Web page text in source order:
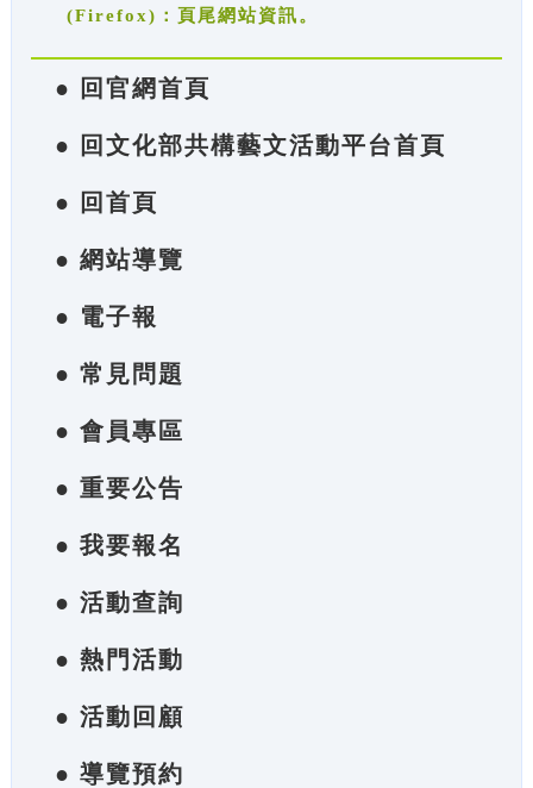
(Firefox)：頁尾網站資訊。
● 回官網首頁
● 回文化部共構藝文活動平台首頁
● 回首頁
● 網站導覽
● 電子報
● 常見問題
● 會員專區
● 重要公告
● 我要報名
● 活動查詢
● 熱門活動
● 活動回顧
● 導覽預約